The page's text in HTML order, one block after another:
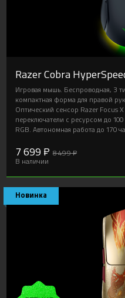
Razer Cobra
Игровая мышь. Беспроводная, 3
компактная форма для правой
Оптический сенсор Razer Focus
переключатели с ресурсом до
RGB. Автономная работа до 170
7 699 ₽ 8 499 ₽
В наличии
Новинка